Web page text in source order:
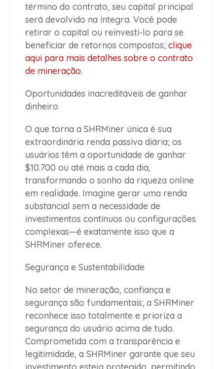
término do contrato, seu capital principal
será devolvido na íntegra. Você pode
retirar o capital ou reinvesti-lo para se
beneficiar de retornos compostos; clique
aqui para mais detalhes sobre o contrato
de mineração.
Oportunidades inacreditáveis de ganhar
dinheiro
O que torna a SHRMiner única é sua
extraordinária renda passiva diária; os
usuários têm a oportunidade de ganhar
$10.700 ou até mais a cada dia,
transformando o sonho da riqueza online
em realidade. Imagine gerar uma renda
substancial sem a necessidade de
investimentos contínuos ou configurações
complexas—é exatamente isso que a
SHRMiner oferece.
Segurança e Sustentabilidade
No setor de mineração, confiança e
segurança são fundamentais; a SHRMiner
reconhece isso totalmente e prioriza a
segurança do usuário acima de tudo.
Comprometida com a transparência e
legitimidade, a SHRMiner garante que seu
investimento esteja protegido, permitindo